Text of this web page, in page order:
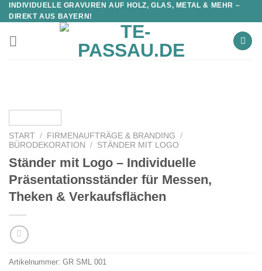
INDIVIDUELLE GRAVUREN AUF HOLZ, GLAS, METAL & MEHR –
DIREKT AUS BAYERN!
START / FIRMENAUFTRÄGE & BRANDING
/
BÜRODEKORATION
/ STÄNDER MIT LOGO
Ständer mit Logo – Individuelle
Präsentationsständer für Messen,
Theken & Verkaufsflächen
Artikelnummer: GR SML 001